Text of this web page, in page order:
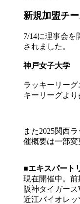
新規加盟チ
7/14に理事会
されました。
神戸女子大学
ラッキーリー
キーリーグより
また2025関西
催概要は一部変
■エキスパート
現在開催中。
阪神タイガー
近江バイオレ